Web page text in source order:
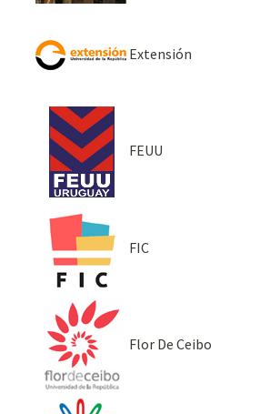
Extensión
FEUU
FIC
Flor De Ceibo